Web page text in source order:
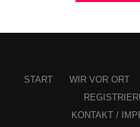
(25:22 + 31:58)
die Gastgeber zogen im
(43:27 + 44:38) und
erneut durch Dane Fox
START WIR VOR ORT
KONTAKT /